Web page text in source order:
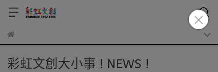
彩虹文創大小事 ! NEWS !